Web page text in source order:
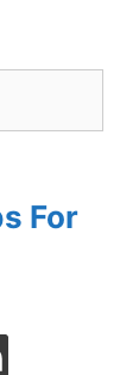
For